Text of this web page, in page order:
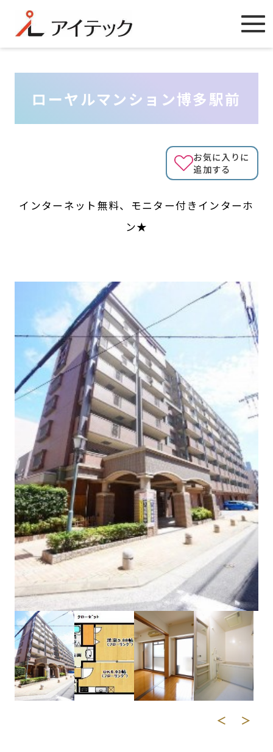
ローヤルマンション博多駅前
お気に入りに
追加する
インターネット無料、モニター付きインターホ
ン★
＜ ＞